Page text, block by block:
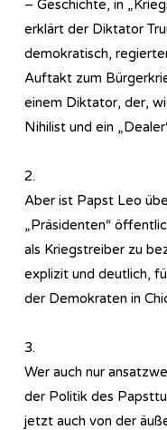
– Geschichte, in
erklärt der Diktator
demokratisch,
Auftakt zum
einem Diktator, der,
Nihilist und ein
2.
Aber ist Papst Leo
„Präsidenten“
als Kriegstreiber zu
explizit und deutlich,
der Demokraten in
3.
Wer auch nur
der Politik des
jetzt auch von der